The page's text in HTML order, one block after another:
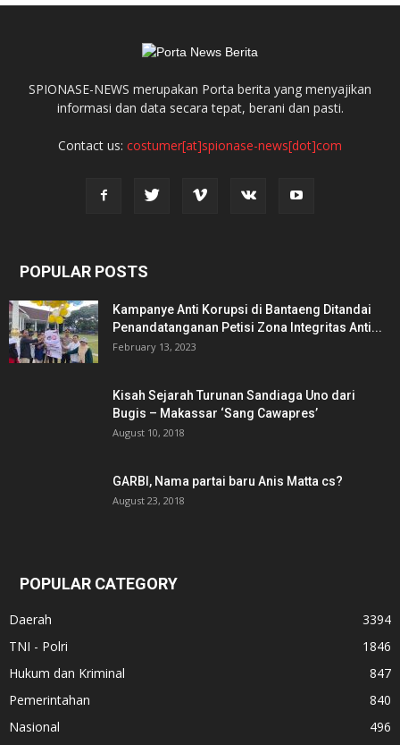
SPIONASE-NEWS merupakan Porta berita yang menyajikan
informasi dan data secara tepat, berani dan pasti.
Contact us: costumer[at]spionase-news[dot]com
POPULAR POSTS
Kampanye Anti Korupsi di Bantaeng Ditandai
Penandatanganan Petisi Zona Integritas Anti...
February 13, 2023
Kisah Sejarah Turunan Sandiaga Uno dari
Bugis – Makassar ‘Sang Cawapres’
August 10, 2018
GARBI, Nama partai baru Anis Matta cs?
August 23, 2018
POPULAR CATEGORY
Daerah
3394
TNI - Polri
1846
Hukum dan Kriminal
847
Pemerintahan
840
Nasional
496